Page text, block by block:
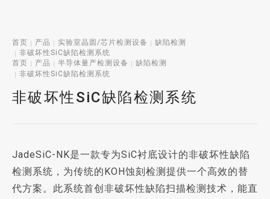
首页 产品 实验室晶圆/芯片检测设备
缺陷检测
非破坏性SiC缺陷检测系统
首页
产品 半导体量产检测设备
缺陷检测
非破坏性SiC缺陷检测系统
非破坏性SiC缺陷检测系统
JadeSiC-NK是一款专为SiC衬底设计的非破坏性缺陷
检测系统，为传统的KOH蚀刻检测提供一个高效的替
代方案。此系统首创非破坏性缺陷扫描检测技术，能直